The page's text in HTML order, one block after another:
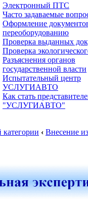
Электронный ПТС
Часто задаваемые
Оформление
переоборудованию
Проверка выданных
Проверка
Разъяснения органов
государственной власти
Испытательный центр
УСЛУГИАВТО
Как стать
"УСЛУГИАВТО"
‹ Внесение